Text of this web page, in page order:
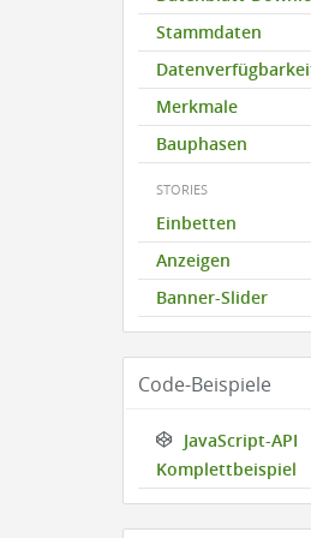
Stammdaten
Merkmale
Bauphasen
STORIES
Einbetten
Anzeigen
Banner-Slider
Code-Beispiele
JavaScript-API
Komplettbeispiel